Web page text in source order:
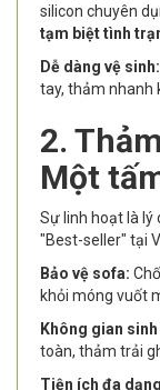
silicon chuyên
tạm biệt tình
Dễ dàng vệ sinh:
tay, thảm nhanh
2.
Một
Sự linh hoạt là lý
"Best-seller" tại
Bảo vệ sofa:
khỏi móng vuốt
Không gian
toàn, thảm trải
Tiện ích đa